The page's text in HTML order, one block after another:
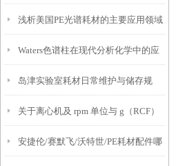
中的应用
浅析美国PE光谱耗材的主要应用领域
和行业
Waters色谱柱在现代分析化学中的应
用
岛津实验室耗材日常维护与储存规
范，延长使用寿命
关于离心机及 rpm 单位与 g（RCF）
单位的换算
安捷伦/赛默飞/沃特世/PE耗材配件哪